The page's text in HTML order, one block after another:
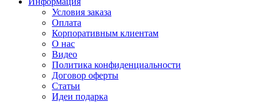
Условия заказа
Оплата
Корпоративным клиентам
О нас
Видео
Политика конфиденциальности
Договор оферты
Статьи
Идеи подарка